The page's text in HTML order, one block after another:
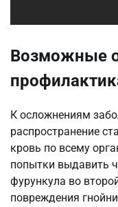
Возможные
К осложнениям
распространение
кровь по всему
попытки выдавить
фурункула во
повреждения